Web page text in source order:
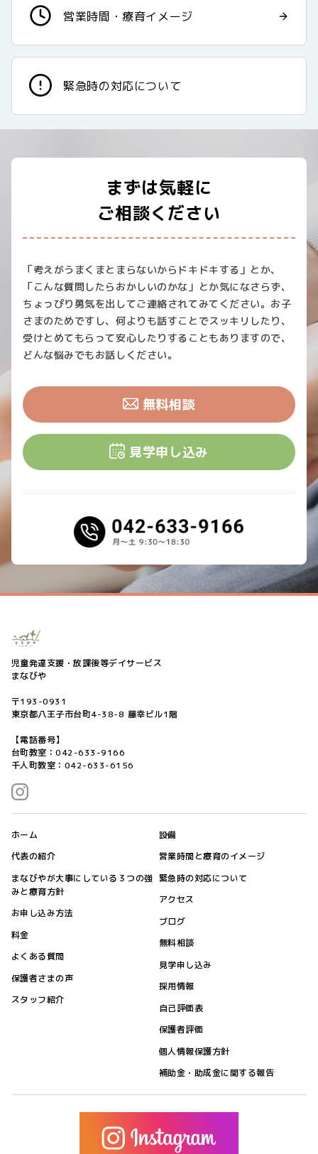
ただけることがほとんどです。
申請の仕方については、詳しくご説明しますのでご安心く
ださいね。
営業時間・療育イメージ
緊急時の対応について
まずは気軽に
ご相談ください
「考えがうまくまとまらないからドキドキする」とか、
「こんな質問したらおかしいのかな」とか気になさらず、
ちょっぴり勇気を出してご連絡されてみてください。お子
さまのためですし、何よりも話すことでスッキリしたり、
受けとめてもらって安心したりすることもありますので、
どんな悩みでもお話しください。
無料相談
見学申し込み
児童発達支援・放課後等デイサービス
まなびや
〒193-0931
東京都八王子市台町4-38-8 藤幸ビル1階
【電話番号】
台町教室：042-633-9166
千人町教室：042-633-6156
ホーム
代表の紹介
まなびやが大事にしている３つの強
みと療育方針
お申し込み方法
料金
よくある質問
保護者さまの声
スタッフ紹介
設備
営業時間と療育のイメージ
緊急時の対応について
アクセス
ブログ
無料相談
見学申し込み
採用情報
自己評価表
保護者評価
個人情報保護方針
補助金・助成金に関する報告